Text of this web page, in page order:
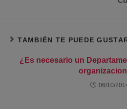
TAMBIÉN TE PUEDE
¿Es necesario un
06/10/